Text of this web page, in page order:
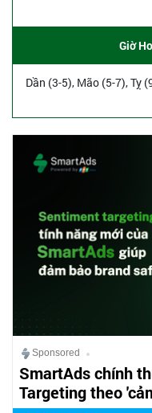
Giờ
Dần (3-5), Mão (5-7), Tỵ
Sponsored
SmartAds chính
Targeting theo